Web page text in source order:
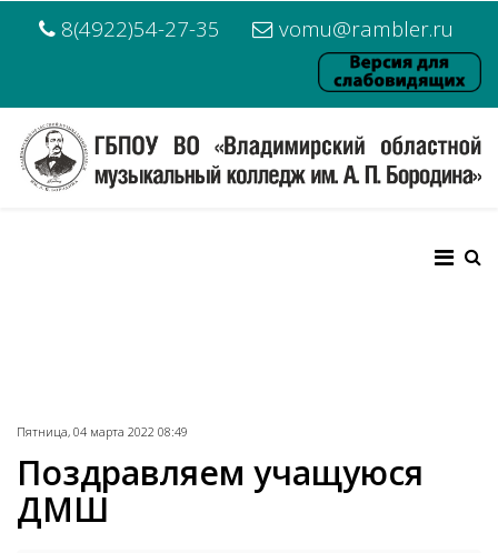
8(4922)54-27-35 vomu@rambler.ru
Пятница, 04 марта 2022 08:49
Поздравляем учащуюся
ДМШ